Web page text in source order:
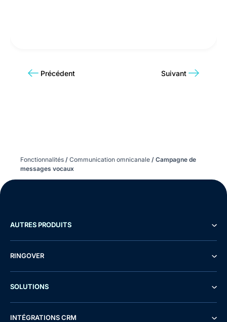
Précédent Suivant
Fonctionnalités / Communication omnicanale / Campagne de
messages vocaux
AUTRES PRODUITS
RINGOVER
SOLUTIONS
INTÉGRATIONS CRM